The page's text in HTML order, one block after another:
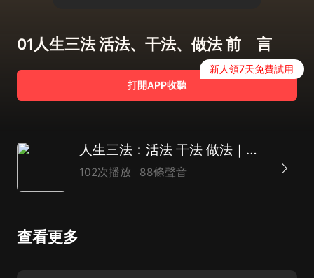
01人生三法 活法、干法、做法 前 言
打開APP收聽
新人領7天免費試用
人生三法：活法 干法 做法｜人生成功與幸福的三大秘訣｜生活智慧、人生哲學
102次播放 88條聲音
查看更多